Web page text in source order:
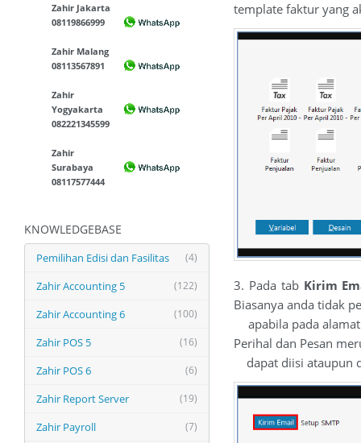
Zahir Jakarta
08119866999
Zahir Malang
08113567891
Zahir
Yogyakarta
082221345599
Zahir
Surabaya
08117577444
KNOWLEDGEBASE
(4)
Pemilihan Edisi dan Fasilitas
(122)
Zahir Accounting 5
(100)
Zahir Accounting 6
(16)
Zahir POS 5
(6)
Zahir POS 6
(19)
Zahir Report Server
(7)
Zahir Payroll
template faktur yang
3. Pada tab Kirim
Biasanya anda tidak
apabila pada
Perihal dan Pesan
dapat diisi ataupun